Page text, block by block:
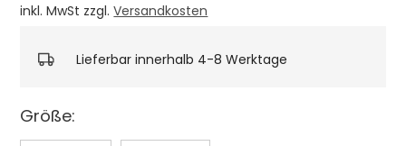
inkl. MwSt zzgl.Versandkosten
Lieferbar innerhalb 4-8 Werktage
Größe: